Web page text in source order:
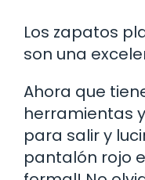
Los zapatos
son una
Ahora que
herramientas
para salir y
pantalón rojo